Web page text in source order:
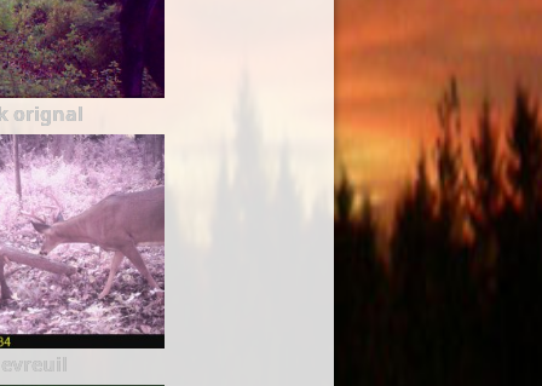
orignal